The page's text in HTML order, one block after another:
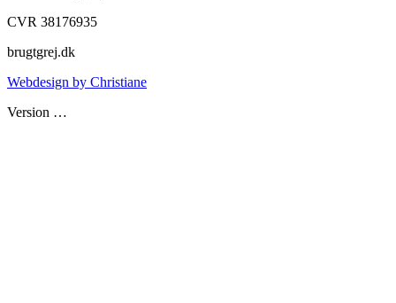
CVR 38176935
brugtgrej.dk
Webdesign by Christiane
Version …